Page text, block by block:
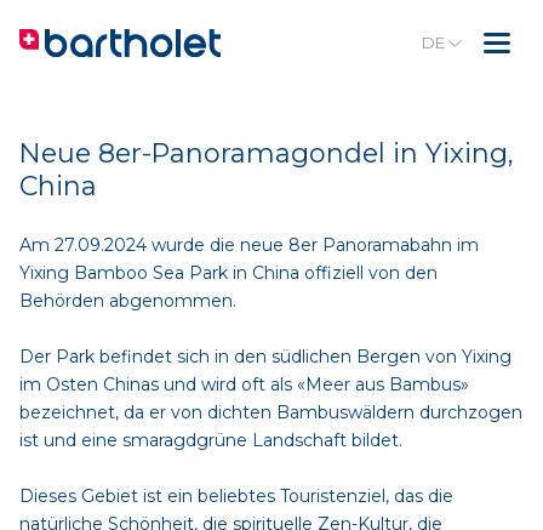
DE
Neue 8er-Panoramagondel in Yixing,
China
Am 27.09.2024 wurde die neue 8er Panoramabahn im
Yixing Bamboo Sea Park in China offiziell von den
Behörden abgenommen.
Der Park befindet sich in den südlichen Bergen von Yixing
im Osten Chinas und wird oft als «Meer aus Bambus»
bezeichnet, da er von dichten Bambuswäldern durchzogen
ist und eine smaragdgrüne Landschaft bildet.
Dieses Gebiet ist ein beliebtes Touristenziel, das die
natürliche Schönheit, die spirituelle Zen-Kultur, die